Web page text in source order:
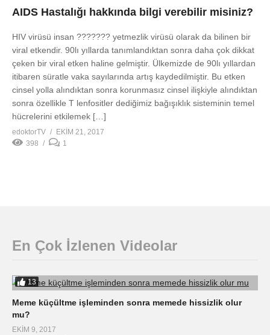
AIDS Hastalığı hakkında bilgi verebilir misiniz?
HIV virüsü insan ??????? yetmezlik virüsü olarak da bilinen bir
viral etkendir. 90lı yıllarda tanımlandıktan sonra daha çok dikkat
çeken bir viral etken haline gelmiştir. Ülkemizde de 90lı yıllardan
itibaren süratle vaka sayılarında artış kaydedilmiştir. Bu etken
cinsel yolla alındıktan sonra korunmasız cinsel ilişkiyle alındıktan
sonra özellikle T lenfositler dediğimiz bağışıklık sisteminin temel
hücrelerini etkilemek […]
edoktorTV
EKIM 21, 2017
398
1
En Çok İzlenen Videolar
13
Meme küçültme işleminden sonra memede hissizlik olur
mu?
EKIM 9, 2017